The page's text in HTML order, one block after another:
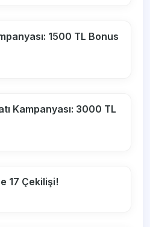
1500 TL Bonus
Kampanyası: 3000 TL
17 Çekilişi!